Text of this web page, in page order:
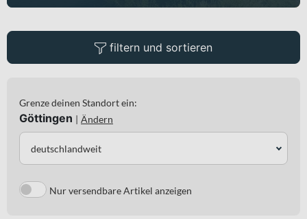
filtern und sortieren
Grenze deinen Standort ein:
Göttingen | Ändern
deutschlandweit
Nur versendbare Artikel anzeigen